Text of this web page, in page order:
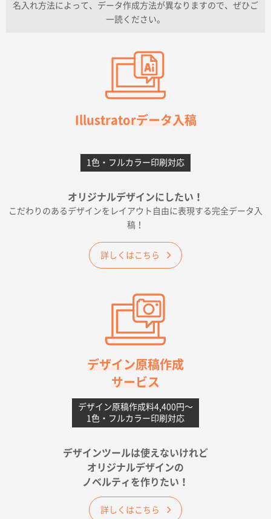
柳さんの対応が素晴らしかった。
フレキソレジ袋 Uバッグ 35号
5000枚
2026年06月28日 15:14
千葉県A社様
2026年06月19日 09:41
価格 大丈夫そうな会社に見えた
大阪府のお客様
A4フルカラークリアファイル1000枚
【ポリ】特別ご注文ページ1000枚
2026年06月08日 17:38
対応の速さ、丁寧さ、提案など
不織布フラットバッグ（A4縦サイズ）1000枚
2026年05月25日 15:10
が決め手です
佐賀県A社様
2026年05月23日 16:24
名入れ方法によって、データ作成方法が異なりますので、ぜひご
一読ください。
Illustratorデータ入稿
1色・フルカラー印刷対応
オリジナルデザインにしたい！
こだわりのあるデザインをレイアウト自由に表現する完全データ入
稿！
詳しくはこちら
デザイン原稿作成
サービス
デザイン原稿作成料4,400円〜
1色・フルカラー印刷対応
デザインツールは使えないけれど
オリジナルデザインの
ノベルティを作りたい！
詳しくはこちら